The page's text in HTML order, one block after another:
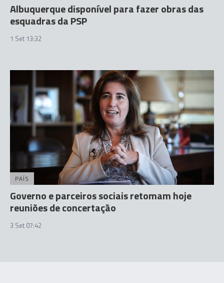
Albuquerque disponível para fazer obras das
esquadras da PSP
1 Set 13:32
PAÍS
Governo e parceiros sociais retomam hoje
reuniões de concertação
3 Set 07:42